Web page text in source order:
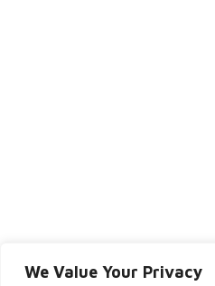
We Value Your Privacy